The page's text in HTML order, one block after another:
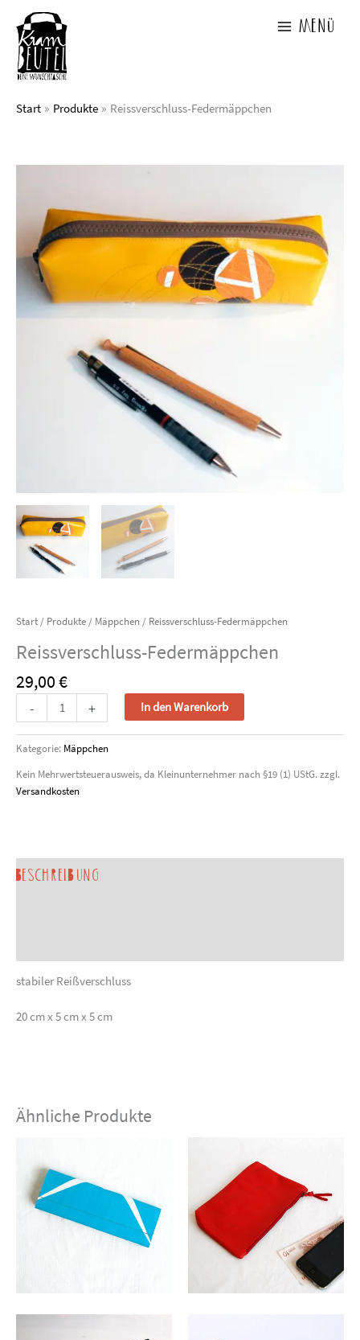
Inhalt
springen
Menü
Start Produkte Reissverschluss-Federmäppchen
Start/ Produkte/ Mäppchen / Reissverschluss-Federmäppchen
Reissverschluss-Federmäppchen
29,00€
-
Reissverschluss-
Federmäppchen
Menge
+ In den Warenkorb
Kategorie: Mäppchen
Kein Mehrwertsteuerausweis, da Kleinunternehmer nach §19 (1) UStG.zzgl.
Versandkosten
Beschreibung
stabiler Reißverschluss
20 cm x 5 cm x 5 cm
Ähnliche Produkte